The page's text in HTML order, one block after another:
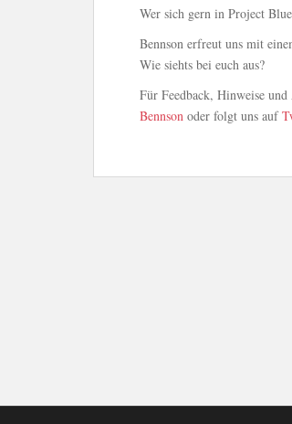
Wer sich gern in Project
Bennson erfreut uns mit
Wie siehts bei euch aus?
Für Feedback, Hinweise
Bennson oder folgt uns auf